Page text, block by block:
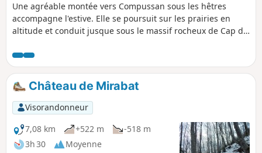
Une agréable montée vers Compussan sous les hêtres
accompagne l'estive. Elle se poursuit sur les prairies en
altitude et conduit jusque sous le massif rocheux de Cap de
via Alas et le GR®® qui suit le Lez un peu dans les
hauteurs.
Château de Mirabat
Visorandonneur
7,08 km
+522 m
-518 m
3h 30
Moyenne